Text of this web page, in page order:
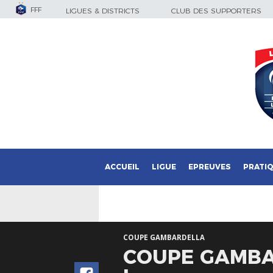
FFF LIGUES & DISTRICTS CLUB DES SUPPORTERS
ACCUEIL LIGUE EPREUVES
COUPE GAMBARDELLA
COUPE